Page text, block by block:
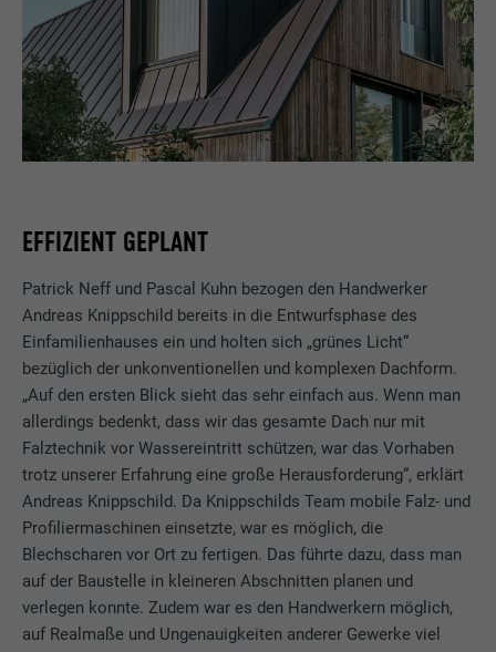
EFFIZIENT GEPLANT
Patrick Neff und Pascal Kuhn bezogen den Handwerker
Andreas Knippschild bereits in die Entwurfsphase des
Einfamilienhauses ein und holten sich „grünes Licht“
bezüglich der unkonventionellen und komplexen Dachform.
„Auf den ersten Blick sieht das sehr einfach aus. Wenn man
allerdings bedenkt, dass wir das gesamte Dach nur mit
Falztechnik vor Wassereintritt schützen, war das Vorhaben
trotz unserer Erfahrung eine große Herausforderung“, erklärt
Andreas Knippschild. Da Knippschilds Team mobile Falz- und
Profiliermaschinen einsetzte, war es möglich, die
Blechscharen vor Ort zu fertigen. Das führte dazu, dass man
auf der Baustelle in kleineren Abschnitten planen und
verlegen konnte. Zudem war es den Handwerkern möglich,
auf Realmaße und Ungenauigkeiten anderer Gewerke viel